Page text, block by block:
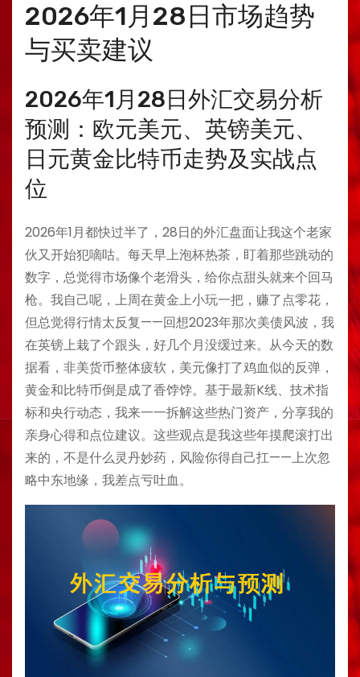
2026年1月28日市场趋势
与买卖建议
2026年1月28日外汇交易分析
预测：欧元美元、英镑美元、
日元黄金比特币走势及实战点
位
2026年1月都快过半了，28日的外汇盘面让我这个老家
伙又开始犯嘀咕。每天早上泡杯热茶，盯着那些跳动的
数字，总觉得市场像个老滑头，给你点甜头就来个回马
枪。我自己呢，上周在黄金上小玩一把，赚了点零花，
但总觉得行情太反复——回想2023年那次美债风波，我
在英镑上栽了个跟头，好几个月没缓过来。从今天的数
据看，非美货币整体疲软，美元像打了鸡血似的反弹，
黄金和比特币倒是成了香饽饽。基于最新K线、技术指
标和央行动态，我来一一拆解这些热门资产，分享我的
亲身心得和点位建议。这些观点是我这些年摸爬滚打出
来的，不是什么灵丹妙药，风险你得自己扛——上次忽
略中东地缘，我差点亏吐血。